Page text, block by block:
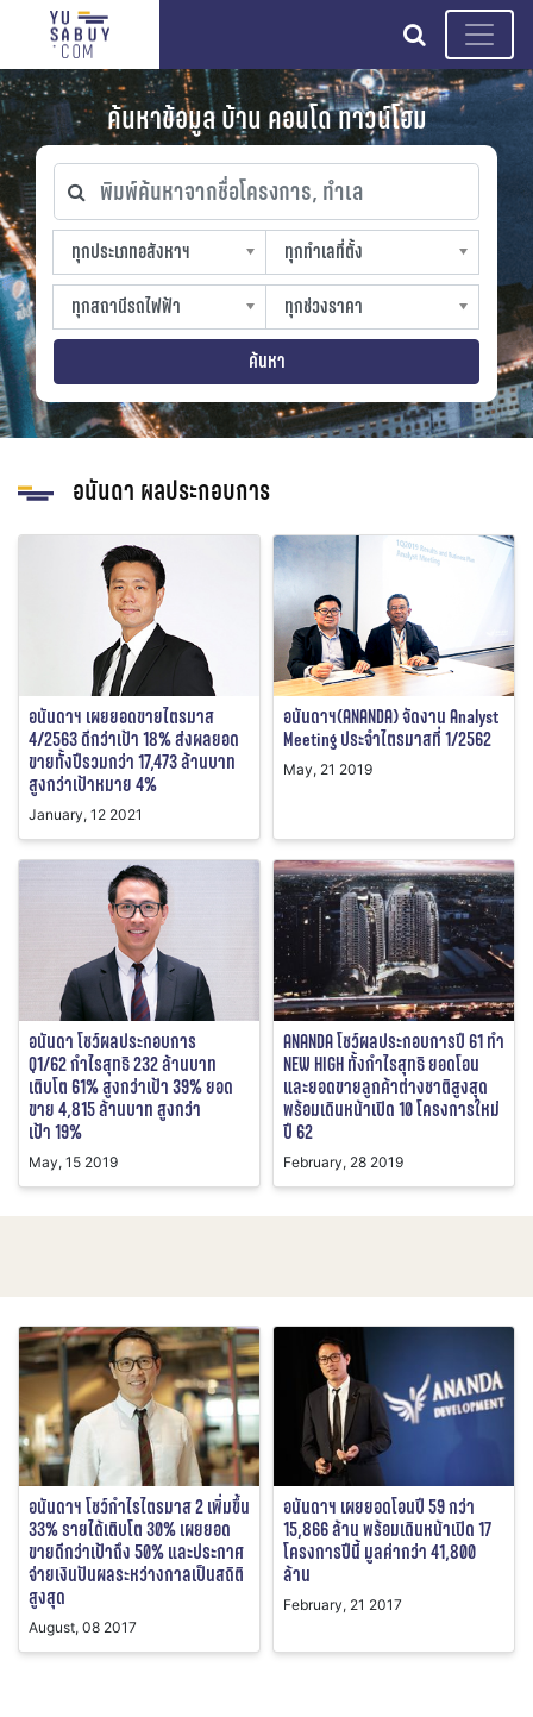
search
ค้นหาข้อมูล บ้าน คอนโด ทาวน์โฮม
พิมพ์ค้นหาจากชื่อโครงการ, ทำเล
ทุกประเภทอสังหาฯ
ทุกประเภทอสังหาฯ
sproperty
ทุกทำเลที่ตั้ง
ทุกทำเลที่ตั้ง
slocation
ทุกสถานีรถไฟฟ้า
ทุกสถานีรถไฟฟ้า
strain-station
ทุกช่วงราคา
ทุกช่วงราคา
sprice
ค้นหา
อนันดา ผลประกอบการ
อนันดาฯ เผยยอดขายไตรมาส
4/2563 ดีกว่าเป้า 18% ส่งผลยอด
ขายทั้งปีรวมกว่า 17,473 ล้านบาท
สูงกว่าเป้าหมาย 4%
January, 12 2021
อนันดาฯ(ANANDA) จัดงาน Analyst
Meeting ประจำไตรมาสที่ 1/2562
May, 21 2019
อนันดา โชว์ผลประกอบการ
Q1/62 กำไรสุทธิ 232 ล้านบาท
เติบโต 61% สูงกว่าเป้า 39% ยอด
ขาย 4,815 ล้านบาท สูงกว่า
เป้า 19%
May, 15 2019
ANANDA โชว์ผลประกอบการปี 61 ทำ
NEW HIGH ทั้งกำไรสุทธิ ยอดโอน
และยอดขายลูกค้าต่างชาติสูงสุด
พร้อมเดินหน้าเปิด 10 โครงการใหม่
ปี 62
February, 28 2019
อนันดาฯ โชว์กำไรไตรมาส 2 เพิ่มขึ้น
33% รายได้เติบโต 30% เผยยอด
ขายดีกว่าเป้าถึง 50% และประกาศ
จ่ายเงินปันผลระหว่างกาลเป็นสถิติ
สูงสุด
August, 08 2017
อนันดาฯ เผยยอดโอนปี 59 กว่า
15,866 ล้าน พร้อมเดินหน้าเปิด 17
โครงการปีนี้ มูลค่ากว่า 41,800
ล้าน
February, 21 2017